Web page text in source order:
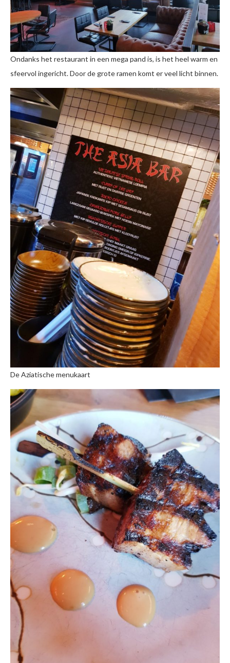
Ondanks het restaurant in een mega pand is, is het heel warm en
sfeervol ingericht. Door de grote ramen komt er veel licht binnen.
De Aziatische menukaart